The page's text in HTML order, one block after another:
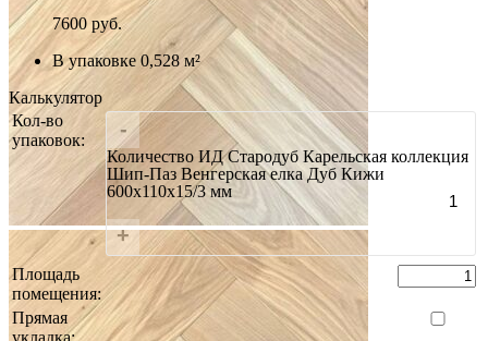
7600 руб.
В упаковке 0,528 м²
Калькулятор
Кол-во
упаковок:
-
Количество ИД Стародуб Карельская коллекция
Шип-Паз Венгерская елка Дуб Кижи
600х110х15/3 мм
+
Площадь
помещения:
Прямая
укладка: